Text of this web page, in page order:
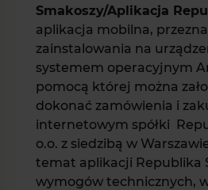
Smakoszy/Aplikacja
aplikacja mobilna,
zainstalowania na
systemem operacyjnym
pomocą której można
dokonać zamówienia i
internetowym spółki
o.o. z siedzibą w
temat aplikacji Republika
wymogów technicznych,